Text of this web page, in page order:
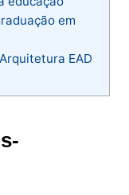
em
EAD